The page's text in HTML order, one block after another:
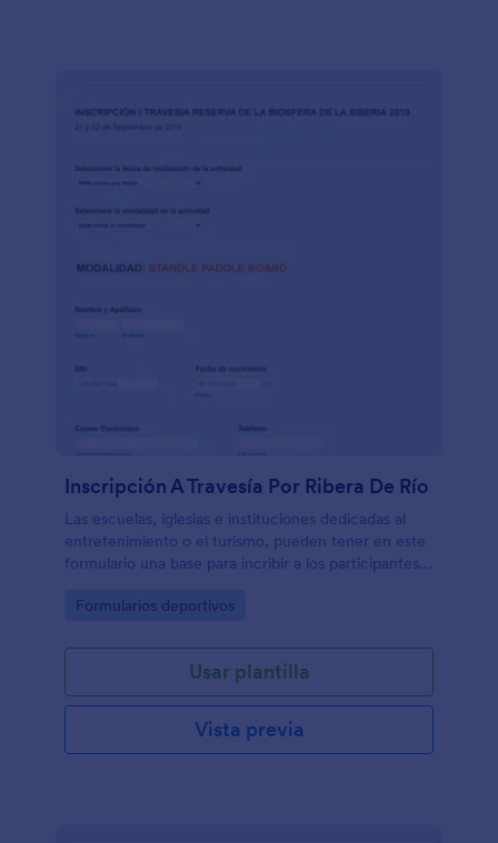
Inscripción A Travesía Por Ribera De Río
Las escuelas, iglesias e instituciones dedicadas al
entretenimiento o el turismo, pueden tener en este
formulario una base para incribir a los participantes
de un río
Go to Category:
Formularios deportivos
Usar plantilla
Vista previa